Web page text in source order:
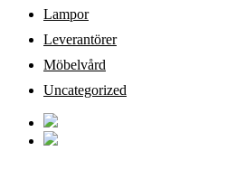
Lampor
Leverantörer
Möbelvård
Uncategorized